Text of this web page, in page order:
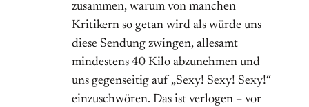
zusammen, warum von manchen
Kritikern so getan wird als würde uns
diese Sendung zwingen, allesamt
mindestens 40 Kilo abzunehmen und
uns gegenseitig auf „Sexy! Sexy! Sexy!“
einzuschwören. Das ist verlogen – vor